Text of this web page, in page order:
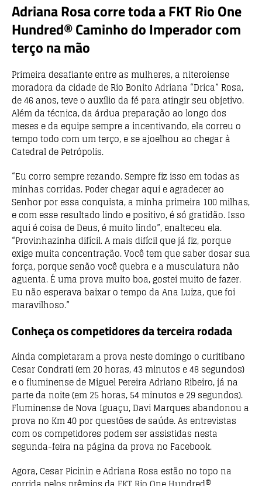
Adriana Rosa corre toda a FKT Rio One
Hundred® Caminho do Imperador com
terço na mão
Primeira desafiante entre as mulheres, a niteroiense
moradora da cidade de Rio Bonito Adriana “Drica” Rosa,
de 46 anos, teve o auxílio da fé para atingir seu objetivo.
Além da técnica, da árdua preparação ao longo dos
meses e da equipe sempre a incentivando, ela correu o
tempo todo com um terço, e se ajoelhou ao chegar à
Catedral de Petrópolis.
“Eu corro sempre rezando. Sempre fiz isso em todas as
minhas corridas. Poder chegar aqui e agradecer ao
Senhor por essa conquista, a minha primeira 100 milhas,
e com esse resultado lindo e positivo, é só gratidão. Isso
aqui é coisa de Deus, é muito lindo”, enalteceu ela.
“Provinhazinha difícil. A mais difícil que já fiz, porque
exige muita concentração. Você tem que saber dosar sua
força, porque senão você quebra e a musculatura não
aguenta. É uma prova muito boa, gostei muito de fazer.
Eu não esperava baixar o tempo da Ana Luiza, que foi
maravilhoso.”
Conheça os competidores da terceira rodada
Ainda completaram a prova neste domingo o curitibano
Cesar Condrati (em 20 horas, 43 minutos e 48 segundos)
e o fluminense de Miguel Pereira Adriano Ribeiro, já na
parte da noite (em 25 horas, 54 minutos e 29 segundos).
Fluminense de Nova Iguaçu, Davi Marques abandonou a
prova no Km 40 por questões de saúde. As entrevistas
com os competidores podem ser assistidas nesta
segunda-feira na página da prova no Facebook.
Agora, Cesar Picinin e Adriana Rosa estão no topo na